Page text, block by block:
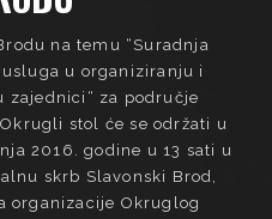
na temu “Suradnja
u organiziranju i
zajednici“ za područje
stol će se održati u
2016. godine u 13 sati u
skrb Slavonski Brod,
organizacije Okruglog